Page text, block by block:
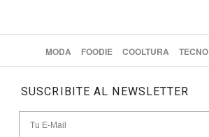
MODA FOODIE COOLTURA TECNO
SUSCRIBITE AL NEWSLETTER